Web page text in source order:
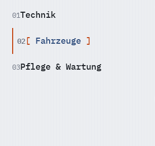
01Technik
02 Fahrzeuge
03Pflege & Wartung